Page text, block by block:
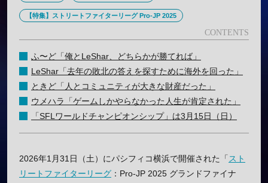
【特集】ストリートファイターリーグ Pro-JP 2025
ふ〜ど「俺とLeShar、どちらかが勝てれば」
LeShar「去年の敗北の答えを探すために海外を回った」
ときど「人とコミュニティが大きな財産だった」
ウメハラ「ゲームしかやらなかった人生が肯定された」
「SFLワールドチャンピオンシップ」は3月15日（日）
2026年1月31日（土）にパシフィコ横浜で開催された「スト
リートファイターリーグ ：Pro-JP 2025 グランドファイナ